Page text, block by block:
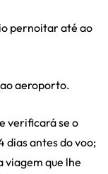
pernoitar até ao
aeroporto.
verificará se o
dias antes do voo;
viagem que lhe